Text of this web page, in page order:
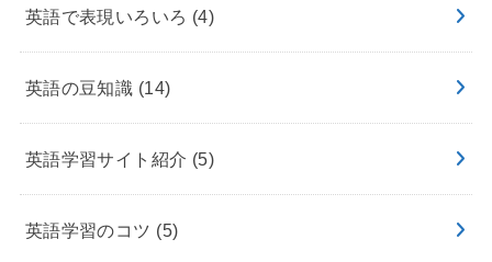
英語で表現いろいろ (4)
英語の豆知識 (14)
英語学習サイト紹介 (5)
英語学習のコツ (5)